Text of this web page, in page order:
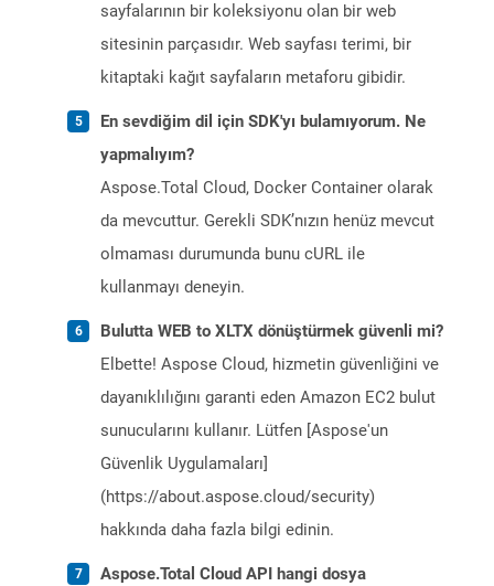
sayfalarının bir koleksiyonu olan bir web
sitesinin parçasıdır. Web sayfası terimi, bir
kitaptaki kağıt sayfaların metaforu gibidir.
En sevdiğim dil için SDK'yı bulamıyorum. Ne
yapmalıyım?
Aspose.Total Cloud, Docker Container olarak
da mevcuttur. Gerekli SDK’nızın henüz mevcut
olmaması durumunda bunu cURL ile
kullanmayı deneyin.
Bulutta WEB to XLTX dönüştürmek güvenli mi?
Elbette! Aspose Cloud, hizmetin güvenliğini ve
dayanıklılığını garanti eden Amazon EC2 bulut
sunucularını kullanır. Lütfen [Aspose'un
Güvenlik Uygulamaları]
(https://about.aspose.cloud/security)
hakkında daha fazla bilgi edinin.
Aspose.Total Cloud API hangi dosya